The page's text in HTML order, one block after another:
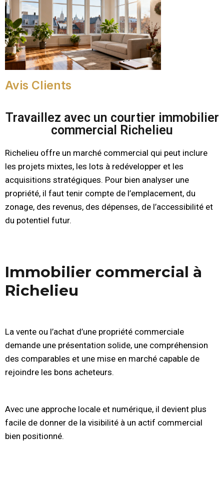
Avis Clients
Travaillez avec un courtier immobilier
commercial Richelieu
Richelieu offre un marché commercial qui peut inclure
les projets mixtes, les lots à redévelopper et les
acquisitions stratégiques. Pour bien analyser une
propriété, il faut tenir compte de l’emplacement, du
zonage, des revenus, des dépenses, de l’accessibilité et
du potentiel futur.
Immobilier commercial à
Richelieu
La vente ou l’achat d’une propriété commerciale
demande une présentation solide, une compréhension
des comparables et une mise en marché capable de
rejoindre les bons acheteurs.
Avec une approche locale et numérique, il devient plus
facile de donner de la visibilité à un actif commercial
bien positionné.